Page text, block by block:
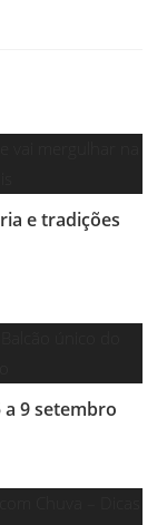
e tradições
a 9 setembro